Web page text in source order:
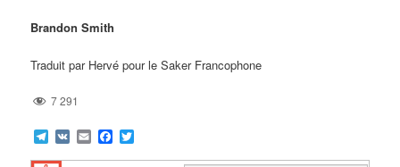
Brandon Smith
Traduit par Hervé pour le Saker Francophone
7 291
Telegram
VK EmailFacebook